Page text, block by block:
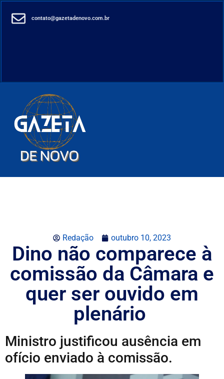
contato@gazetadenovo.com.br
Redação outubro 10, 2023
Dino não comparece à
comissão da Câmara e
quer ser ouvido em
plenário
Ministro justificou ausência em
ofício enviado à comissão.